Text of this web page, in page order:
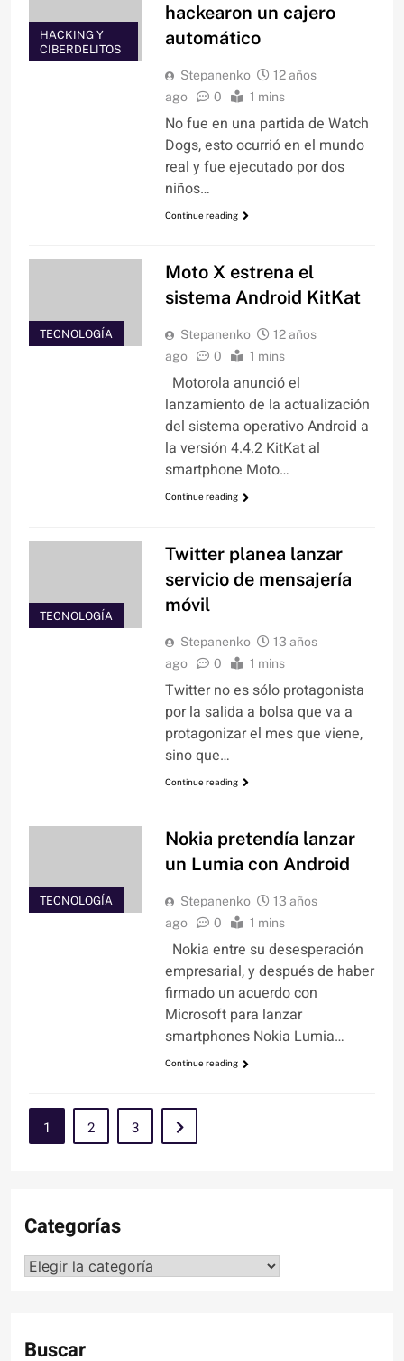
HACKING Y
CIBERDELITOS
hackearon un cajero
automático
Stepanenko
12 años
ago
0 1 mins
No fue en una partida de Watch
Dogs, esto ocurrió en el mundo
real y fue ejecutado por dos
niños…
Continue reading
TECNOLOGÍA
Moto X estrena el
sistema Android KitKat
Stepanenko
12 años
ago
0 1 mins
Motorola anunció el
lanzamiento de la actualización
del sistema operativo Android a
la versión 4.4.2 KitKat al
smartphone Moto…
Continue reading
TECNOLOGÍA
Twitter planea lanzar
servicio de mensajería
móvil
Stepanenko
13 años
ago
0 1 mins
Twitter no es sólo protagonista
por la salida a bolsa que va a
protagonizar el mes que viene,
sino que…
Continue reading
TECNOLOGÍA
Nokia pretendía lanzar
un Lumia con Android
Stepanenko
13 años
ago
0 1 mins
Nokia entre su desesperación
empresarial, y después de haber
firmado un acuerdo con
Microsoft para lanzar
smartphones Nokia Lumia…
Continue reading
1 2 3
Categorías
Categorías
Buscar